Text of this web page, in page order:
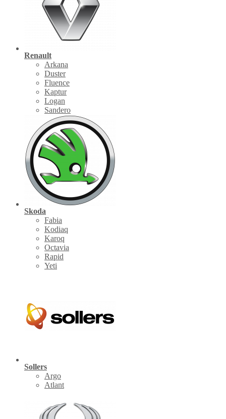
Renault
Arkana
Duster
Fluence
Kaptur
Logan
Sandero
Skoda
Fabia
Kodiaq
Karoq
Octavia
Rapid
Yeti
Sollers
Argo
Atlant